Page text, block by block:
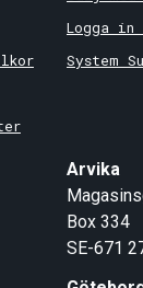
Logga in
System
Arvika
Box 334
SE-671